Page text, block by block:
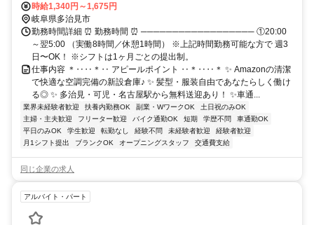
古屋駅】からAmazon専用無料送迎バスあり！
時給1,340円～1,675円
岐阜県多治見市
勤務時間詳細 ⏰ 勤務時間 ⏰ ────────────────── ①20:00
～翌5:00 （実働8時間／休憩1時間） ※上記時間勤務可能な方で 週3
日〜OK！ ※シフトは1ヶ月ごとの提出制。
仕事内容 ＊‥‥＊‥ アピールポイント ‥＊‥‥＊ ✨ Amazonの清潔
で快適な空調完備の新設倉庫♪ ✨ 髪型・服装自由であなたらしく働け
る◎ ✨ 多治見・可児・名古屋駅から無料送迎あり！ ✨️車通...
業界未経験者歓迎 扶養内勤務OK 副業・WワークOK
土日祝のみOK
主婦・主夫歓迎
フリーター歓迎 バイク通勤OK 短期 学歴不問
車通勤OK
平日のみOK
学生歓迎 転勤なし 経験不問 未経験者歓迎
経験者歓迎
月1シフト提出
ブランクOK オープニングスタッフ 交通費支給
同じ企業の求人
アルバイト・パート